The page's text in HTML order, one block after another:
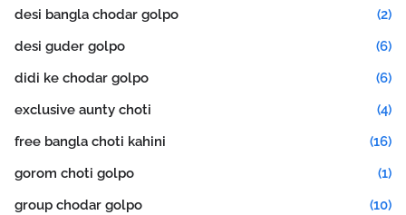
desi bangla chodar golpo
(2)
desi guder golpo
(6)
didi ke chodar golpo
(6)
exclusive aunty choti
(4)
free bangla choti kahini
(16)
gorom choti golpo
(1)
group chodar golpo
(10)